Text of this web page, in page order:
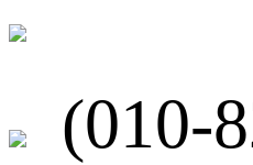
(010-